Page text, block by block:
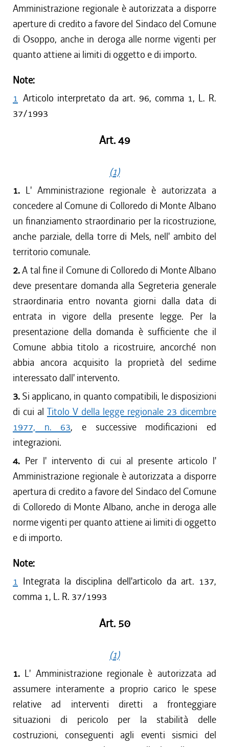
Amministrazione regionale è autorizzata a disporre
aperture di credito a favore del Sindaco del Comune
di Osoppo, anche in deroga alle norme vigenti per
quanto attiene ai limiti di oggetto e di importo.
Note:
1 Articolo interpretato da art. 96, comma 1, L. R.
37/1993
Art. 49
(1)
1. L' Amministrazione regionale è autorizzata a
concedere al Comune di Colloredo di Monte Albano
un finanziamento straordinario per la ricostruzione,
anche parziale, della torre di Mels, nell' ambito del
territorio comunale.
2.A tal fine il Comune di Colloredo di Monte Albano
deve presentare domanda alla Segreteria generale
straordinaria entro novanta giorni dalla data di
entrata in vigore della presente legge. Per la
presentazione della domanda è sufficiente che il
Comune abbia titolo a ricostruire, ancorché non
abbia ancora acquisito la proprietà del sedime
interessato dall' intervento.
3. Si applicano, in quanto compatibili, le disposizioni
di cui al Titolo V della legge regionale 23 dicembre
1977, n. 63, e successive modificazioni ed
integrazioni.
4. Per l' intervento di cui al presente articolo l'
Amministrazione regionale è autorizzata a disporre
apertura di credito a favore del Sindaco del Comune
di Colloredo di Monte Albano, anche in deroga alle
norme vigenti per quanto attiene ai limiti di oggetto
e di importo.
Note:
1 Integrata la disciplina dell'articolo da art. 137,
comma 1, L. R. 37/1993
Art. 50
(1)
1. L' Amministrazione regionale è autorizzata ad
assumere interamente a proprio carico le spese
relative ad interventi diretti a fronteggiare
situazioni di pericolo per la stabilità delle
costruzioni, conseguenti agli eventi sismici del